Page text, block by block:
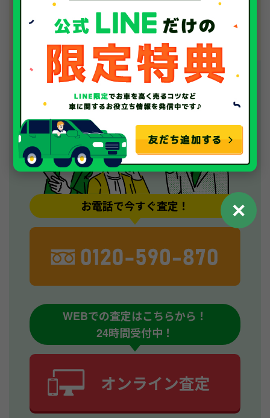
お電話で今すぐ査定！
WEBでの査定はこちらから！
24時間受付中！
✕